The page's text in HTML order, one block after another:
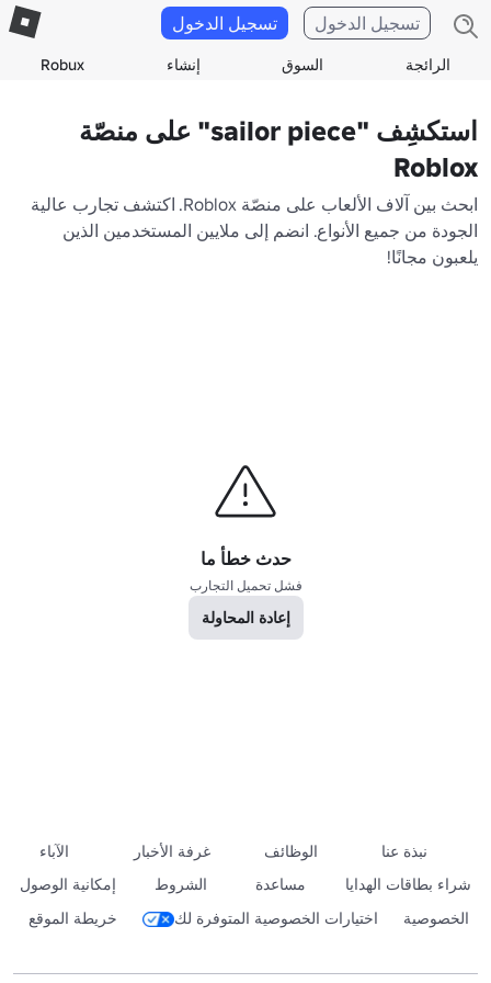
الرائجة السوق إنشاء Robux
تسجيل الدخول تسجيل الدخول
استكشِف "sailor piece" على منصّة
Roblox
ابحث بين آلاف الألعاب على منصّة Roblox. اكتشف تجارب عالية
الجودة من جميع الأنواع. انضم إلى ملايين المستخدمين الذين
يلعبون مجانًا!
حدث خطأ ما
فشل تحميل التجارب
إعادة المحاولة
نبذة عنا الوظائف غرفة الأخبار
الآباء
شراء بطاقات الهدايا
مساعدة الشروط
إمكانية الوصول
الخصوصية
اختيارات الخصوصية المتوفرة لك خريطة الموقع